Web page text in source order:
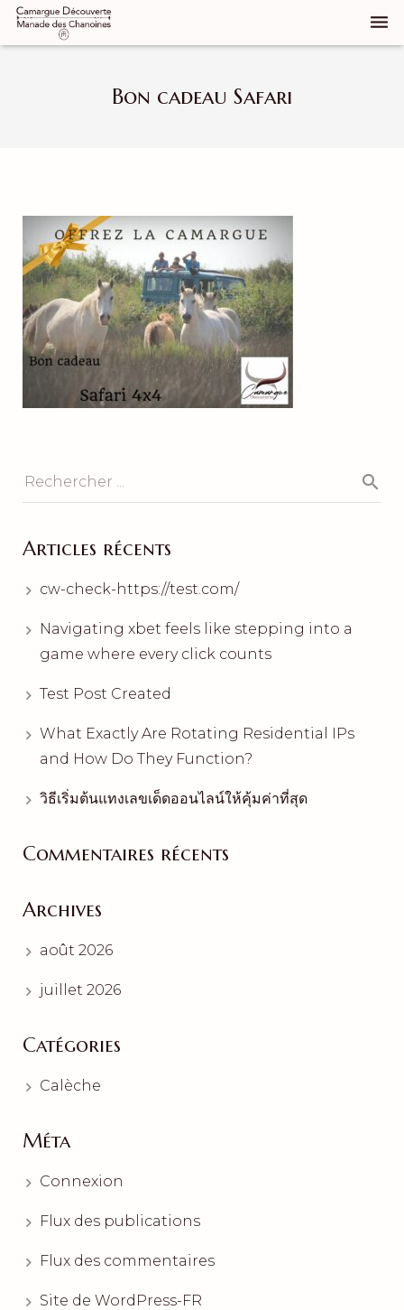
Groupes
Élevage de chevaux
Galerie d’images
Contact
Bon cadeau Safari
Articles récents
cw-check-https://test.com/
Navigating xbet feels like stepping into a
game where every click counts
Test Post Created
What Exactly Are Rotating Residential IPs
and How Do They Function?
วิธีเริ่มต้นแทงเลขเด็ดออนไลน์ให้คุ้มค่าที่สุด
Commentaires récents
Archives
août 2026
juillet 2026
Catégories
Calèche
Méta
Connexion
Flux des publications
Flux des commentaires
Site de WordPress-FR